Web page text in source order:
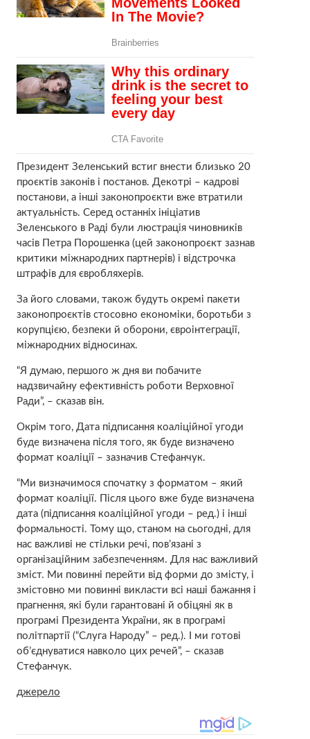
Президент Зеленський встиг внести близько 20
проєктів законів і постанов. Декотрі – кадрові
постанови, а інші законопроєкти вже втратили
актуальність. Серед останніх ініціатив
Зеленського в Раді були люстрація чиновників
часів Петра Порошенка (цей законопроєкт зазнав
критики міжнародних партнерів) і відстрочка
штрафів для євробляхерів.
За його словами, також будуть окремі пакети
законопроєктів стосовно економіки, боротьби з
корупцією, безпеки й оборони, євроінтеграції,
міжнародних відносинах.
“Я думаю, першого ж дня ви побачите
надзвичайну ефективність роботи Верховної
Ради”, – сказав він.
Окрім того, Дата підписання коаліційної угоди
буде визначена після того, як буде визначено
формат коаліції – зазначив Стефанчук.
“Ми визначимося спочатку з форматом – який
формат коаліції. Після цього вже буде визначена
дата (підписання коаліційної угоди – ред.) і інші
формальності. Тому що, станом на сьогодні, для
нас важливі не стільки речі, пов’язані з
організаційним забезпеченням. Для нас важливий
зміст. Ми повинні перейти від форми до змісту, і
змістовно ми повинні викласти всі наші бажання і
прагнення, які були гарантовані й обіцяні як в
програмі Президента України, як в програмі
політпартії (“Слуга Народу” – ред.). І ми готові
об’єднуватися навколо цих речей”, – сказав
Стефанчук.
джерело